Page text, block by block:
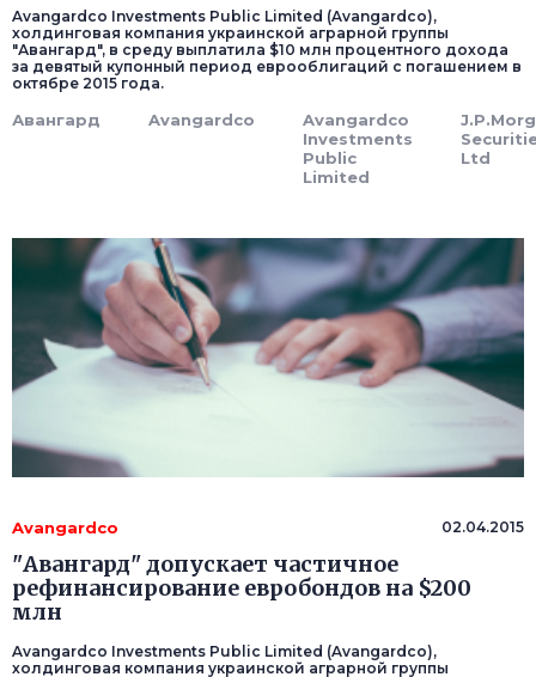
Avangardco Investments Public Limited (Avangardco),
холдинговая компания украинской аграрной группы
"Авангард", в среду выплатила $10 млн процентного дохода
за девятый купонный период еврооблигаций с погашением в
октябре 2015 года.
Авангард Avangardco
Avangardco
Investments
Public
Limited
Ltd
Avangardco 02.04.2015
"Авангард" допускает частичное
рефинансирование евробондов на $200
млн
Avangardco Investments Public Limited (Avangardco),
холдинговая компания украинской аграрной группы